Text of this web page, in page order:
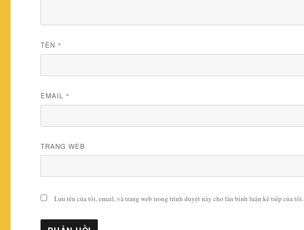
TÊN *
EMAIL *
TRANG WEB
Lưu tên của tôi, email, và trang web trong trình duyệt này cho lần bình luận kế tiếp của tôi.